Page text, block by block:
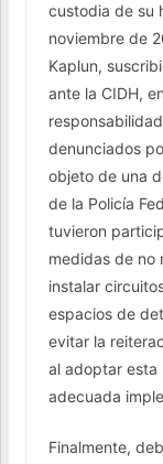
custodia de su
noviembre de
Kaplun,
ante la CIDH,
denunciados
objeto de una
de la Policía
tuvieron
medidas de no
instalar
espacios de
evitar la
al adoptar esta
adecuada
Finalmente,